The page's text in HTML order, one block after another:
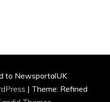
to NewsportalUK
| Theme: Refined